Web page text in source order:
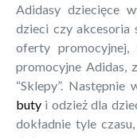
Adidasy dziecięce
dzieci czy akcesoria
oferty promocyjnej,
promocyjne Adidas,
“Sklepy”. Następnie
buty i odzież dla
dokładnie tyle